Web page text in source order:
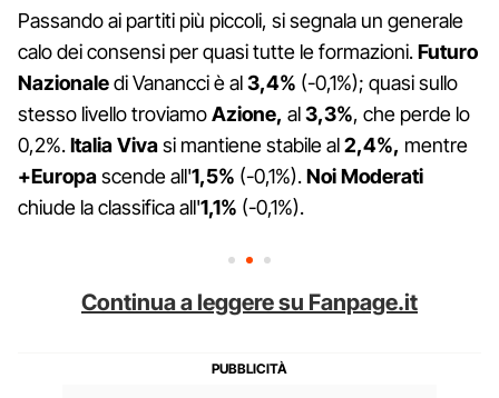
Passando ai partiti più piccoli, si segnala un generale
calo dei consensi per quasi tutte le formazioni.Futuro
Nazionaledi Vanancci è al3,4% (-0,1%); quasi sullo
stesso livello troviamoAzione, al3,3%, che perde lo
0,2%.Italia Vivasi mantiene stabile al2,4%, mentre
+Europascende all'1,5% (-0,1%).Noi Moderati
chiude la classifica all'1,1% (-0,1%).
Continua a leggere su Fanpage.it